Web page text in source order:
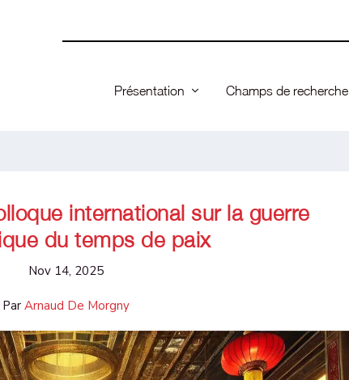
Présentation Champs de recherche
international sur la guerre
du temps de paix
Nov 14, 2025
Par Arnaud De Morgny